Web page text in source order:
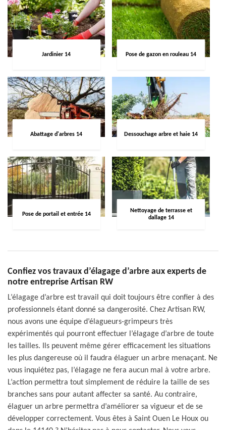
Jardinier 14 Pose de gazon en rouleau 14
Abattage d'arbres 14 Dessouchage arbre et haie 14
Pose de portail et entrée 14
Nettoyage de terrasse et
dallage 14
Confiez vos travaux d’élagage d’arbre aux experts de
notre entreprise Artisan RW
L’élagage d’arbre est travail qui doit toujours être confier à des
professionnels étant donné sa dangerosité. Chez Artisan RW,
nous avons une équipe d’élagueurs-grimpeurs très
expérimentés qui pourront effectuer l’élagage d’arbre de toute
les tailles. Ils peuvent même gérer efficacement les situations
les plus dangereuse où il faudra élaguer un arbre menaçant. Ne
vous inquiétez pas, l’élagage ne fera aucun mal à votre arbre.
L’action permettra tout simplement de réduire la taille de ses
branches sans pour autant affecter sa santé. Au contraire,
élaguer un arbre permettra d’améliorer sa vigueur et de se
développer correctement. Vous êtes à Saint Ouen Le Houx ou